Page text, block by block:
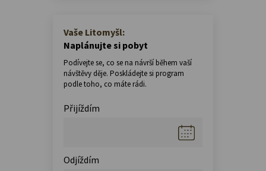
Vaše Litomyšl:
Naplánujte si pobyt
Podívejte se, co se na návrší během vaší
návštěvy děje. Poskládejte si program
podle toho, co máte rádi.
Přijíždím
Odjíždím